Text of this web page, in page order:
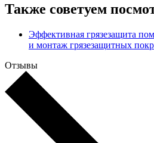
Также советуем
Эффективная грязезащита
и монтаж грязезащитных
Отзывы